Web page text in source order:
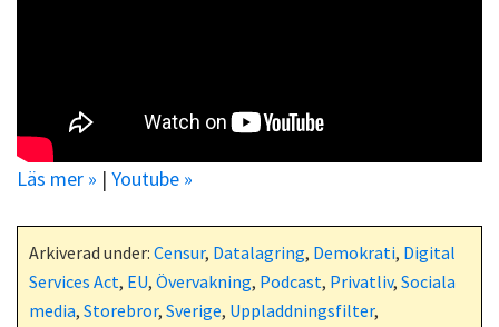
Läs mer » | Youtube »
Arkiverad under: Censur, Datalagring, Demokrati, Digital
Services Act, EU, Övervakning, Podcast, Privatliv, Sociala
media, Storebror, Sverige, Uppladdningsfilter,